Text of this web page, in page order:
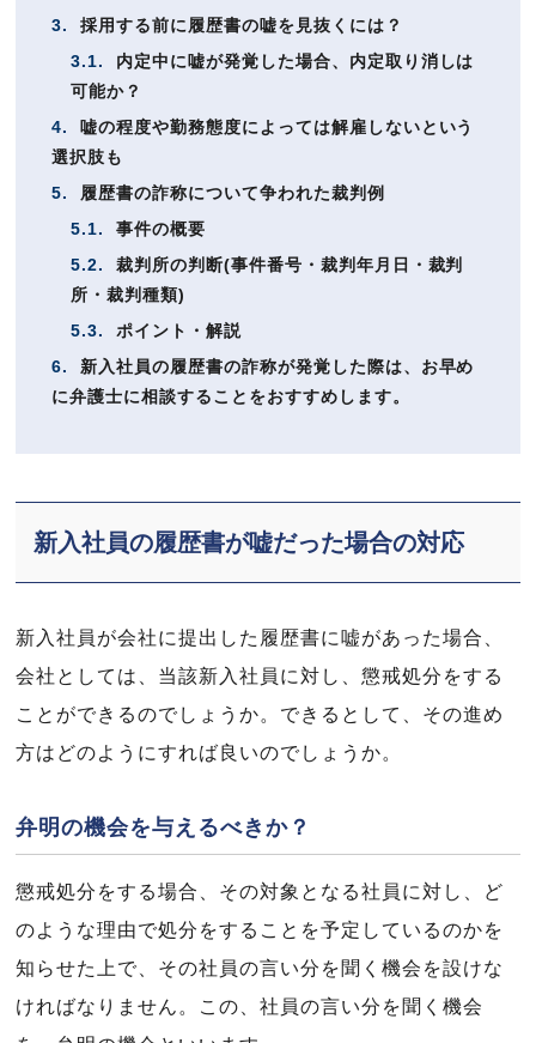
3.
採用する前に履歴書の嘘を見抜くには？
3.1.
内定中に嘘が発覚した場合、内定取り消しは
可能か？
4.
嘘の程度や勤務態度によっては解雇しないという
選択肢も
5.
履歴書の詐称について争われた裁判例
5.1.
事件の概要
5.2.
裁判所の判断(事件番号・裁判年月日・裁判
所・裁判種類)
5.3.
ポイント・解説
6.
新入社員の履歴書の詐称が発覚した際は、お早め
に弁護士に相談することをおすすめします。
新入社員の履歴書が嘘だった場合の対応
新入社員が会社に提出した履歴書に嘘があった場合、
会社としては、当該新入社員に対し、懲戒処分をする
ことができるのでしょうか。できるとして、その進め
方はどのようにすれば良いのでしょうか。
弁明の機会を与えるべきか？
懲戒処分をする場合、その対象となる社員に対し、ど
のような理由で処分をすることを予定しているのかを
知らせた上で、その社員の言い分を聞く機会を設けな
ければなりません。この、社員の言い分を聞く機会